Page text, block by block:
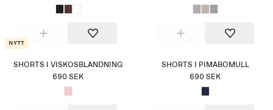
Nytt
SHORTS I VISKOSBLANDNING
690 SEK
SHORTS I PIMABOMULL
690 SEK